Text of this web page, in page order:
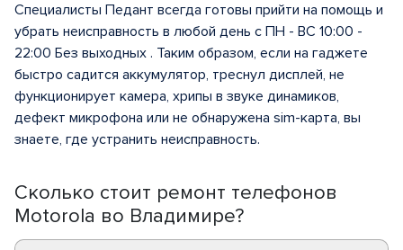
Сколько стоит ремонт телефонов
Motorola во Владимире?
Специалисты Педант всегда готовы прийти на помощь и
убрать неисправность в любой день с ПН - ВС 10:00 -
22:00 Без выходных . Таким образом, если на гаджете
быстро садится аккумулятор, треснул дисплей, не
функционирует камера, хрипы в звуке динамиков,
дефект микрофона или не обнаружена sim-карта, вы
знаете, где устранить неисправность.